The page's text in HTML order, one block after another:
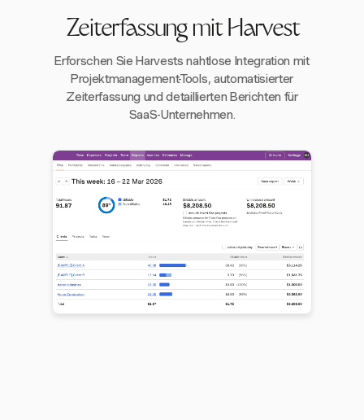
Zeiterfassung mit Harvest
Erforschen Sie Harvests nahtlose Integration mit
Projektmanagement-Tools, automatisierter
Zeiterfassung und detaillierten Berichten für
SaaS-Unternehmen.